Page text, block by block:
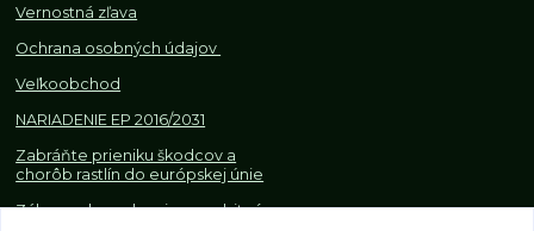
Vernostná zľava
Ochrana osobných údajov
Veľkoobchod
NARIADENIE EP 2016/2031
Zabráňte prieniku škodcov a
chorôb rastlín do európskej únie
Zákazy, obmedzenia a osobitné